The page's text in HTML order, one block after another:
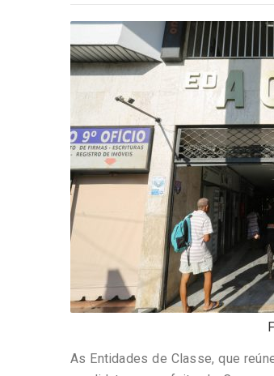
As Entidades de Classe, que